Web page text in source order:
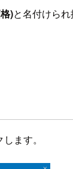
)と名付けら
ます。